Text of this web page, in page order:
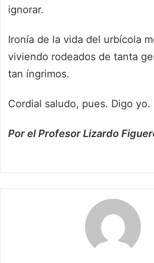
ignorar.
Ironía de la vida del urbícola
viviendo rodeados de tanta
tan íngrimos.
Cordial saludo, pues. Digo yo.
Por el Profesor Lizardo